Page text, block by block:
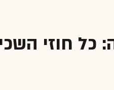
כל חוזי